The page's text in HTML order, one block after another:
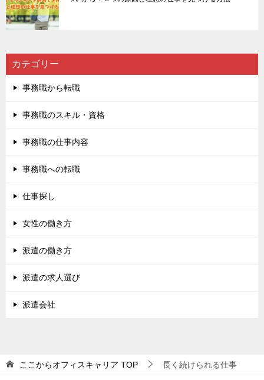
カテゴリー
事務職から転職
事務職のスキル・資格
事務職の仕事内容
事務職への転職
仕事探し
女性の働き方
派遣の働き方
派遣の求人選び
派遣会社
ここからオフィスキャリア TOP 長く続けられる仕事